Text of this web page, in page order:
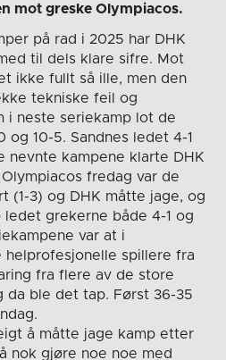
mot greske Olympiacos.
på rad i 2025 har DHK
til dels klare sifre. Mot
ikke fullt så ille, men den
tekniske feil og
i neste seriekamp lot de
10-5. Sandnes ledet 4-1
nevnte kampene klarte DHK
fredag var de
(1-3) og DHK måtte jage, og
ledet grekerne både 4-1 og
var at i
helprofesjonelle spillere fra
fra flere av de store
da ble det tap. Først 36-35
å måtte jage kamp etter
nok gjøre noe noe med